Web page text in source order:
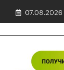
07.08.2026